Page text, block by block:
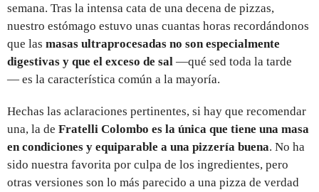
semana. Tras la intensa cata de una decena de pizzas,
nuestro estómago estuvo unas cuantas horas recordándonos
que las masas ultraprocesadas no son especialmente
digestivas y que el exceso de sal —qué sed toda la tarde
— es la característica común a la mayoría.
Hechas las aclaraciones pertinentes, si hay que recomendar
una, la de Fratelli Colombo es la única que tiene una masa
en condiciones y equiparable a una pizzería buena. No ha
sido nuestra favorita por culpa de los ingredientes, pero
otras versiones son lo más parecido a una pizza de verdad